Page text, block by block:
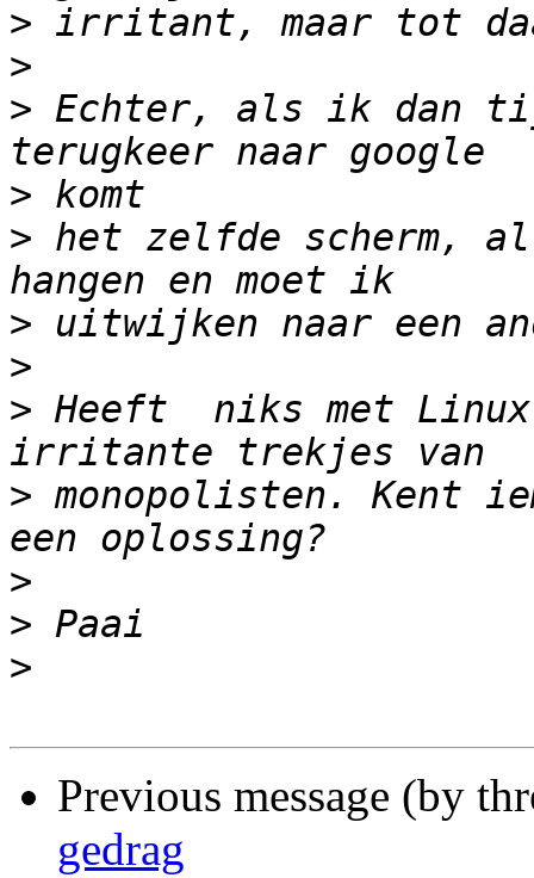
>
>
> Echter, als ik dan
>
> het zelfde scherm,
>
>
> Heeft  niks met Linux
> monopolisten. Kent
>
>
>
Previous message (by
gedrag